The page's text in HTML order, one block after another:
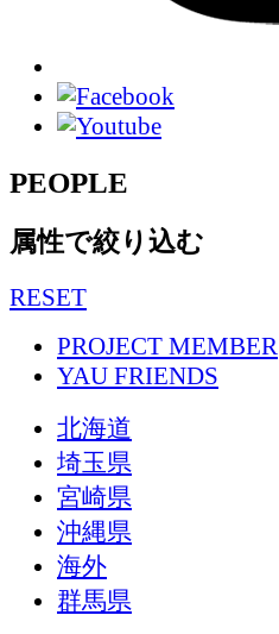
PEOPLE
属性で絞り込む
RESET
PROJECT MEMBER
YAU FRIENDS
北海道
埼玉県
宮崎県
沖縄県
海外
群馬県